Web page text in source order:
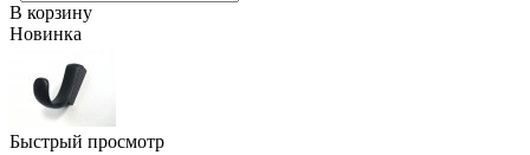
В корзину
Новинка
Быстрый просмотр